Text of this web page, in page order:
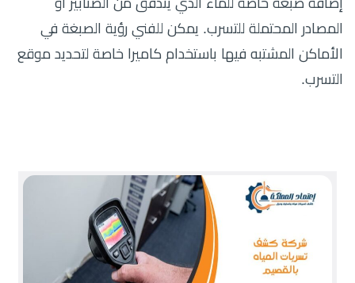
إضافة صبغة خاصة للماء الذي يتدفق من الصنابير أو
المصادر المحتملة للتسرب. يمكن للفني رؤية الصبغة في
الأماكن المشتبه فيها باستخدام كاميرا خاصة لتحديد موقع
التسرب.